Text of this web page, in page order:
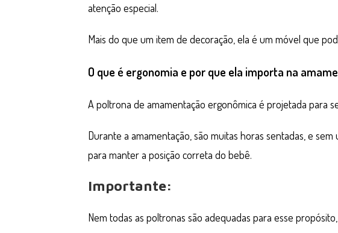
atenção especial.
Mais do que um item de decoração, ela é um móvel que
O que é ergonomia e por que ela importa na
A poltrona de amamentação ergonômica é projetada para
Durante a amamentação, são muitas horas sentadas, e
para manter a posição correta do bebê.
Importante:
Nem todas as poltronas são adequadas para esse